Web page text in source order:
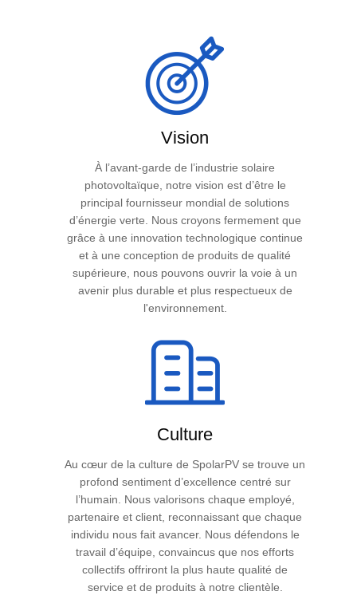
Vision
À l’avant-garde de l’industrie solaire
photovoltaïque, notre vision est d’être le
principal fournisseur mondial de solutions
d’énergie verte. Nous croyons fermement que
grâce à une innovation technologique continue
et à une conception de produits de qualité
supérieure, nous pouvons ouvrir la voie à un
avenir plus durable et plus respectueux de
l'environnement.
Culture
Au cœur de la culture de SpolarPV se trouve un
profond sentiment d’excellence centré sur
l’humain. Nous valorisons chaque employé,
partenaire et client, reconnaissant que chaque
individu nous fait avancer. Nous défendons le
travail d’équipe, convaincus que nos efforts
collectifs offriront la plus haute qualité de
service et de produits à notre clientèle.